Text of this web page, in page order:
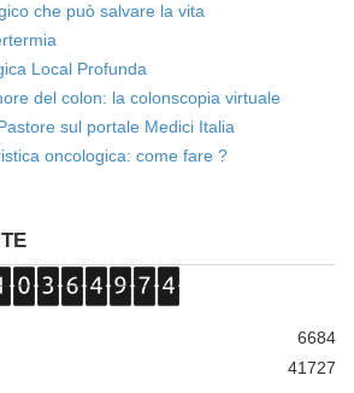
che può salvare la vita
Local Profunda
del colon: la colonscopia virtuale
sul portale Medici Italia
oncologica: come fare ?
6684
41727